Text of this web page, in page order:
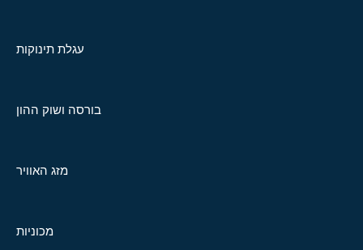
עגלת תינוקות
בורסה ושוק ההון
מזג האוויר
מכוניות